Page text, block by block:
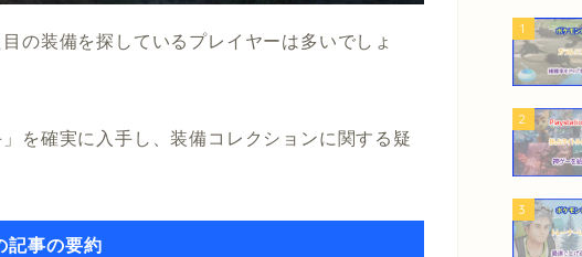
の装備を探しているプレイヤーは多いでしょ
を確実に入手し、装備コレクションに関する疑
記事の要約
1
2
3